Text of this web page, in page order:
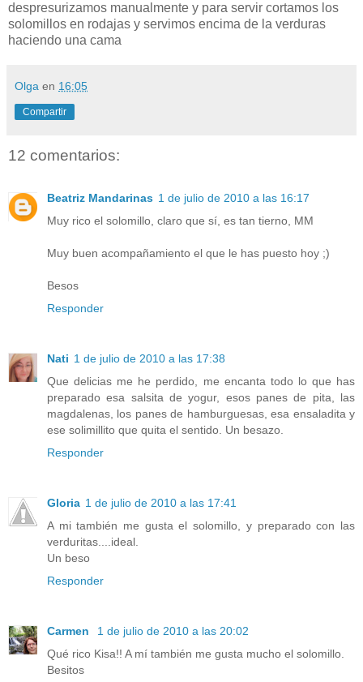
despresurizamos manualmente y para servir cortamos los
solomillos en rodajas y servimos encima de la verduras
haciendo una cama
Olga en 16:05
Compartir
12 comentarios:
Beatriz Mandarinas 1 de julio de 2010 a las 16:17
Muy rico el solomillo, claro que sí, es tan tierno, MM
Muy buen acompañamiento el que le has puesto hoy ;)
Besos
Responder
Nati 1 de julio de 2010 a las 17:38
Que delicias me he perdido, me encanta todo lo que has
preparado esa salsita de yogur, esos panes de pita, las
magdalenas, los panes de hamburguesas, esa ensaladita y
ese solimillito que quita el sentido. Un besazo.
Responder
Gloria 1 de julio de 2010 a las 17:41
A mi también me gusta el solomillo, y preparado con las
verduritas....ideal.
Un beso
Responder
Carmen
1 de julio de 2010 a las 20:02
Qué rico Kisa!! A mí también me gusta mucho el solomillo.
Besitos